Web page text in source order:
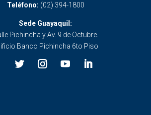
Teléfono: (02) 394-1800
Sede Guayaquil:
Pichincha y Av. 9 de Octubre.
Banco Pichincha 6to Piso